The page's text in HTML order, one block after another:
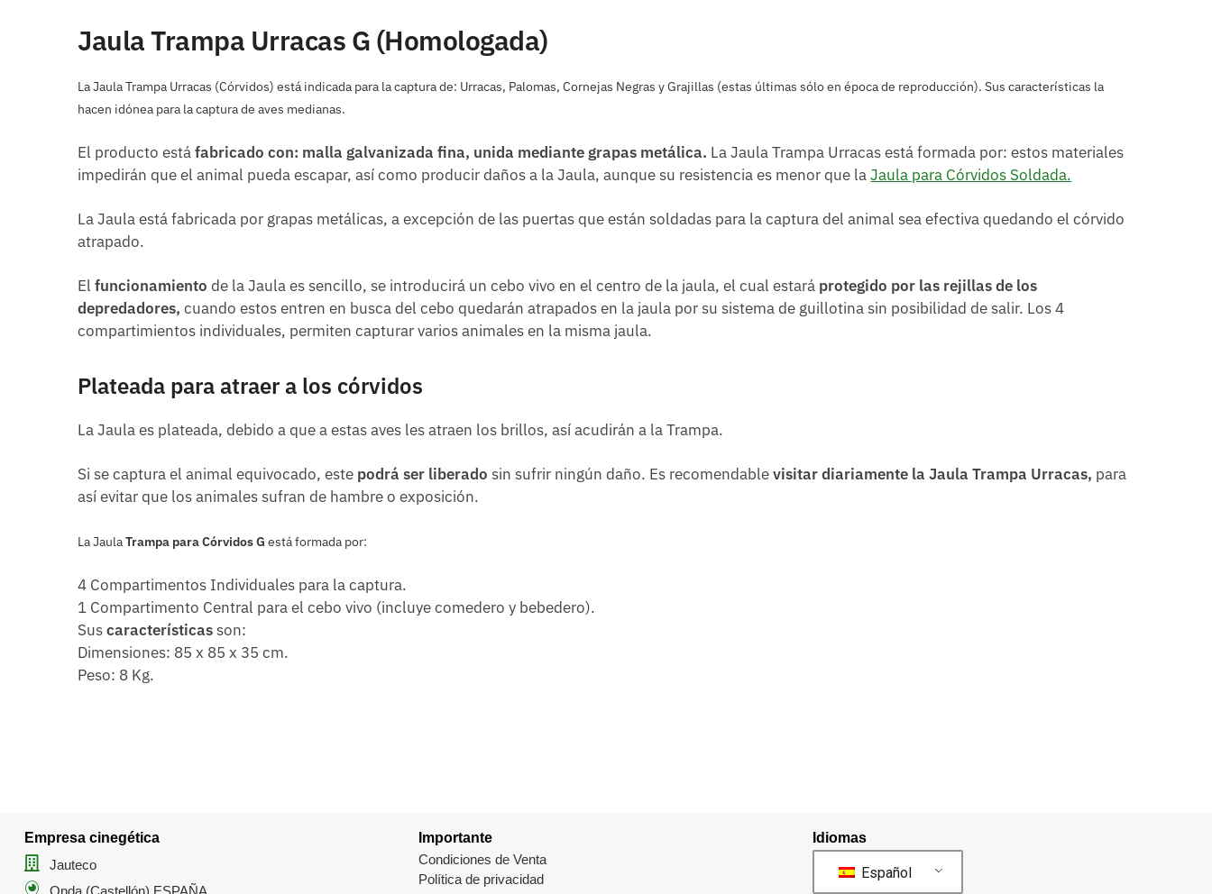
Jaula Trampa Urracas G (Homologada)
La Jaula Trampa Urracas (Córvidos) está indicada para la captura de: Urracas, Palomas, Cornejas Negras y Grajillas (estas últimas sólo en época de reproducción). Sus características la
hacen idónea para la captura de aves medianas.
El producto estáfabricado con: malla galvanizada fina, unida mediante grapas metálica. La Jaula Trampa Urracas está formada por: estos materiales
impedirán que el animal pueda escapar, así como producir daños a la Jaula, aunque su resistencia es menor que laJaula para Córvidos Soldada.
La Jaula está fabricada por grapas metálicas, a excepción de las puertas que están soldadas para la captura del animal sea efectiva quedando el córvido
atrapado.
El funcionamiento de la Jaula es sencillo, se introducirá un cebo vivo en el centro de la jaula, el cual estará protegido por las rejillas de los
depredadores, cuando estos entren en busca del cebo quedarán atrapados en la jaula por su sistema de guillotina sin posibilidad de salir. Los 4
compartimientos individuales, permiten capturar varios animales en la misma jaula.
Plateada para atraer a los córvidos
La Jaula es plateada, debido a que a estas aves les atraen los brillos, así acudirán a la Trampa.
Si se captura el animal equivocado, este podrá ser liberado sin sufrir ningún daño. Es recomendablevisitar diariamente la Jaula Trampa Urracas, para
así evitar que los animales sufran de hambre o exposición.
La JaulaTrampa para Córvidos G está formada por:
4 Compartimentos Individuales para la captura.
1 Compartimento Central para el cebo vivo (incluye comedero y bebedero).
Suscaracterísticasson:
Dimensiones: 85 x 85 x 35 cm.
Peso: 8 Kg.
Empresa cinegética
Jauteco
Importante
Condiciones de Venta
Política de privacidad
Idiomas
Español